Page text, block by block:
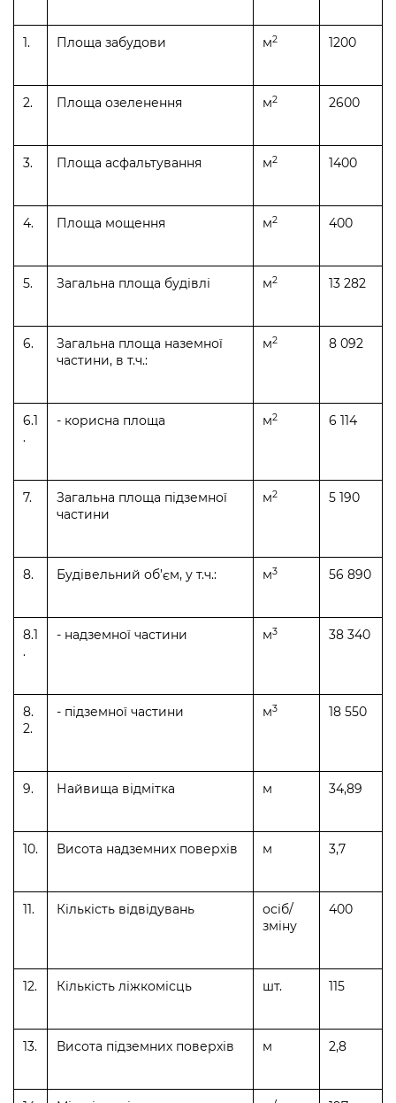
1. Площа забудови м2 1200
2. Площа озеленення м2 2600
3. Площа асфальтування м2 1400
4. Площа мощення м2 400
5. Загальна площа будівлі м2 13 282
6.
Загальна площа наземної
частини, в т.ч.:
м2 8 092
6.1
.
- корисна площа м2 6 114
7.
Загальна площа підземної
частини
м2 5 190
8. Будівельний об’єм, у т.ч.: м3 56 890
8.1
.
- надземної частини м3 38 340
8.
2.
- підземної частини м3 18 550
9. Найвища відмітка м 34,89
10. Висота надземних поверхів м 3,7
11. Кількість відвідувань
осіб/
зміну
400
12. Кількість ліжкомісць шт. 115
13. Висота підземних поверхів м 2,8